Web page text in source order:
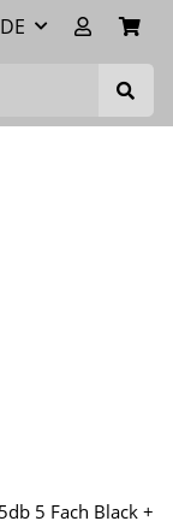
DE